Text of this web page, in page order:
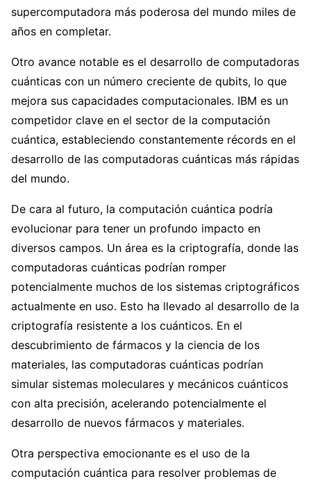
supercomputadora más poderosa del mundo miles de
años en completar.
Otro avance notable es el desarrollo de computadoras
cuánticas con un número creciente de qubits, lo que
mejora sus capacidades computacionales. IBM es un
competidor clave en el sector de la computación
cuántica, estableciendo constantemente récords en el
desarrollo de las computadoras cuánticas más rápidas
del mundo.
De cara al futuro, la computación cuántica podría
evolucionar para tener un profundo impacto en
diversos campos. Un área es la criptografía, donde las
computadoras cuánticas podrían romper
potencialmente muchos de los sistemas criptográficos
actualmente en uso. Esto ha llevado al desarrollo de la
criptografía resistente a los cuánticos. En el
descubrimiento de fármacos y la ciencia de los
materiales, las computadoras cuánticas podrían
simular sistemas moleculares y mecánicos cuánticos
con alta precisión, acelerando potencialmente el
desarrollo de nuevos fármacos y materiales.
Otra perspectiva emocionante es el uso de la
computación cuántica para resolver problemas de